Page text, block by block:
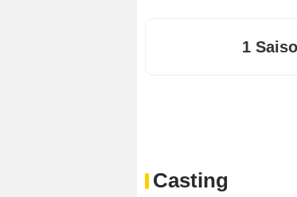
1
Casting